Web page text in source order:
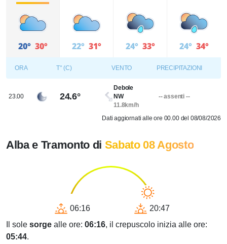
20° 30° 22° 31° 24° 33° 24° 34°
ORA T° (C) VENTO PRECIPITAZIONI
23.00 24.6°
Debole
NW
11.8km/h
-- assenti --
Dati aggiornati alle ore 00.00 del 08/08/2026
Alba e Tramonto di Sabato 08 Agosto
06:16
20:47
Il sole sorge alle ore: 06:16, il crepuscolo inizia alle ore:
05:44.